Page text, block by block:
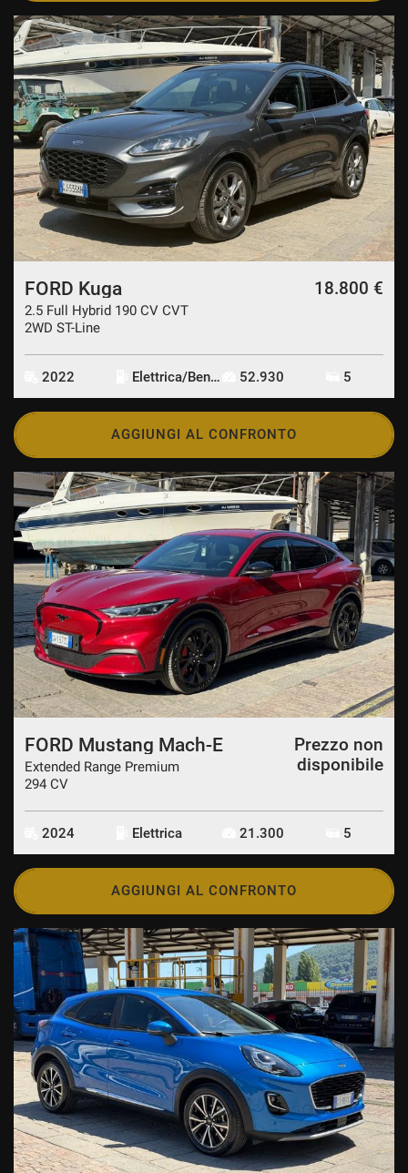
FORD Kuga
2.5 Full Hybrid 190 CV CVT
2WD ST-Line
18.800 €
2022 Elettrica/Benzina 52.930 5
AGGIUNGI AL CONFRONTO
FORD Mustang Mach-E
Extended Range Premium
294 CV
Prezzo non
disponibile
2024 Elettrica 21.300 5
AGGIUNGI AL CONFRONTO